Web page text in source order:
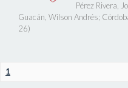
Pérez Rivera,
Guacán, Wilson Andrés;
26)
1